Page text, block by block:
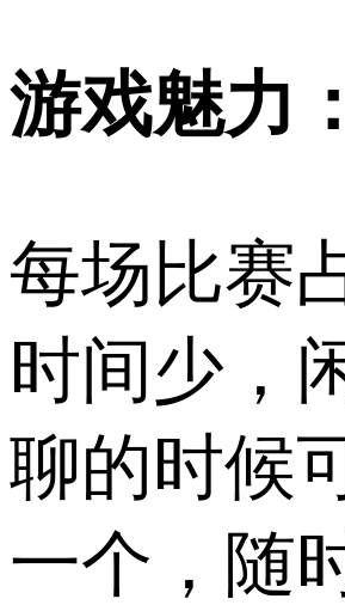
游戏魅力：
每场比赛
时间少，
聊的时候
一个，随